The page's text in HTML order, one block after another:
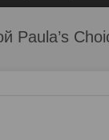
Paula’s